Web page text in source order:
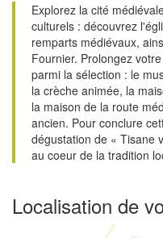
Explorez la cité
culturels : découvrez
remparts médiévaux,
Fournier. Prolongez
parmi la sélection : le
la crèche animée, la
la maison de la route
ancien. Pour conclure
dégustation de « Tisane
au coeur de la tradition
Localisation de